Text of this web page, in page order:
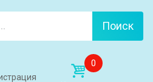
Поиск
0